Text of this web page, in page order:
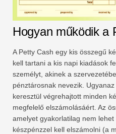
Hogyan működik a
A Petty Cash egy kis összegű
kell tartani a kis napi kiadások
személyt, akinek a
pénztárosnak nevezik.
keresztül végrehajtott minden
megfelelő elszámolásáért. Az
amelyet gyakorlatilag nem
készpénzzel kell elszámolni (a